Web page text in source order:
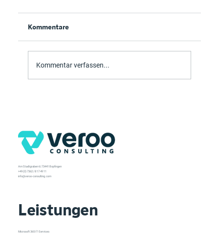
10 Tipps für das neue Outlook
Kommentare
Kommentar verfassen...
Leistungen
Microsoft 365 IT-Services
Am Stadtgraben 6 | 73441 Bopfingen
+49 (0) 7362 / 8 17 49 11
info@veroo-consulting.com